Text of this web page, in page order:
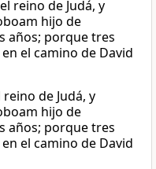
reino de Judá, y
hijo de
años; porque tres
el camino de David
de Judá, y
hijo de
años; porque tres
el camino de David